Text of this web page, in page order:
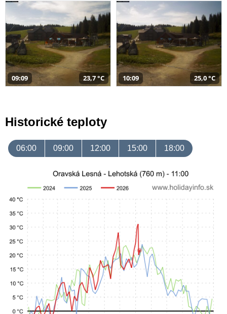
09:09 23,7 °C 10:09 25,0 °C
Historické teploty
06:00 09:00 12:00 15:00 18:00